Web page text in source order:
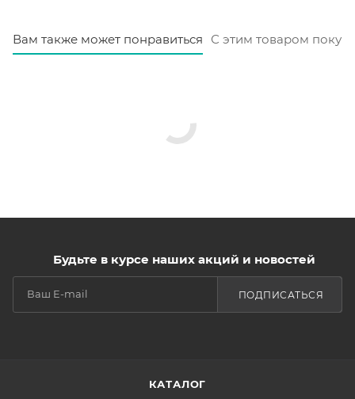
Вам также может понравиться С этим товаром
Будьте в курсе наших акций и новостей
ПОДПИСАТЬСЯ
КАТАЛОГ